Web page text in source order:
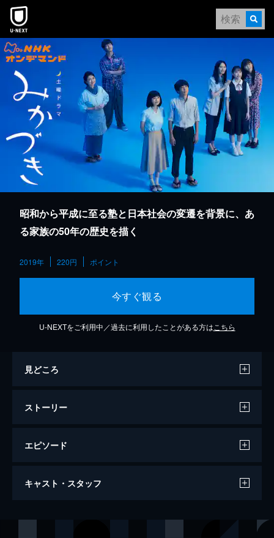
本文へスキップ
昭和から平成に至る塾と日本社会の変遷を背景に、あ
る家族の50年の歴史を描く
2019年 220円 ポイント
今すぐ観る
U-NEXTをご利用中／過去に利用したことがある方は こちら
見どころ
ストーリー
エピソード
（１） 「輝く瞳」
橋一生）と、塾経営のパイオニア、祖母・千
キャスト・スタッフ